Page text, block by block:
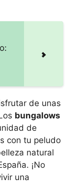
de unas
bungalows
de
con tu peludo
natural
¡No
una